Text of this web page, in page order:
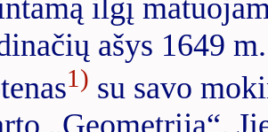
ilgį
ašys 1649
1) su savo
„Geometriją“.